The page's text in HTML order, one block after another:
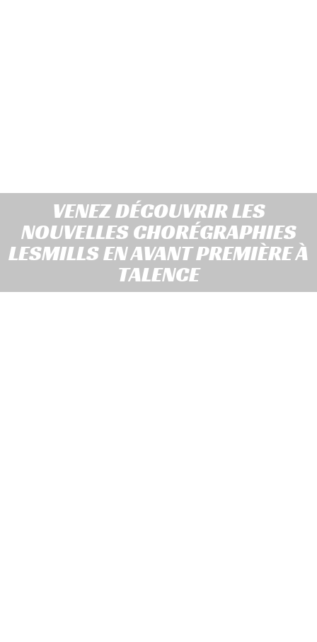
VENEZ DÉCOUVRIR LES
NOUVELLES CHORÉGRAPHIES
LESMILLS EN AVANT PREMIÈRE À
TALENCE